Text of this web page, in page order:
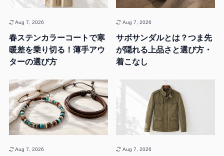
春ステンカラーコートで寒
暖差を乗り切る！薄手アウ
ターの選び方
Aug 7, 2026
サボサンダルとは？つま先
が隠れる上品さと選び方・
着こなし
Aug 7, 2026
Aug 7, 2026 Aug 7, 2026